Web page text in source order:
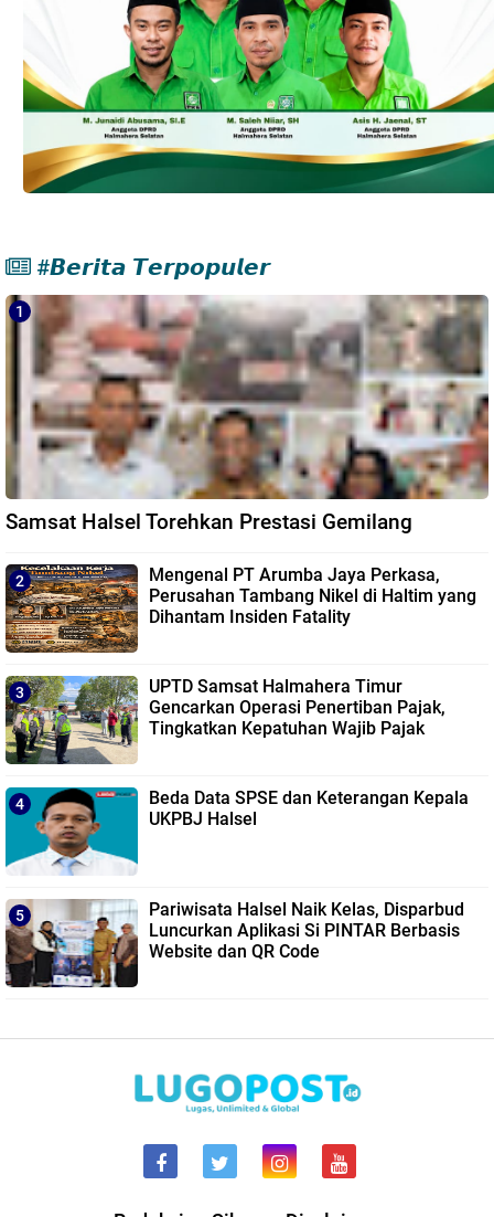
#𝘽𝙚𝙧𝙞𝙩𝙖 𝙏𝙚𝙧𝙥𝙤𝙥𝙪𝙡𝙚𝙧
Samsat Halsel Torehkan Prestasi Gemilang
Mengenal PT Arumba Jaya Perkasa,
Perusahan Tambang Nikel di Haltim yang
Dihantam Insiden Fatality
UPTD Samsat Halmahera Timur
Gencarkan Operasi Penertiban Pajak,
Tingkatkan Kepatuhan Wajib Pajak
Beda Data SPSE dan Keterangan Kepala
UKPBJ Halsel
Pariwisata Halsel Naik Kelas, Disparbud
Luncurkan Aplikasi Si PINTAR Berbasis
Website dan QR Code